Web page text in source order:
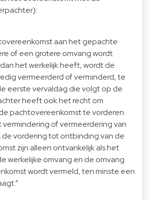
aan het gepachte
of een grotere omvang wordt
het werkelijk heeft, wordt de
vermeerderd of verminderd, te
eerste vervaldag die volgt op de
heeft ook het recht om
pachtovereenkomst te vorderen.
of vermeerdering van
de vordering tot ontbinding van de
zijn alleen ontvankelijk als het
werkelijke omvang en de omvang
wordt vermeld, ten minste een